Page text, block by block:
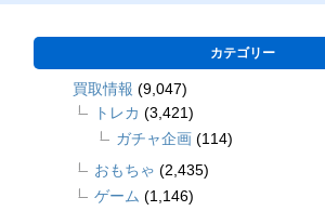
カテゴリー
買取情報 (9,047)
トレカ (3,421)
ガチャ企画 (114)
おもちゃ (2,435)
ゲーム (1,146)